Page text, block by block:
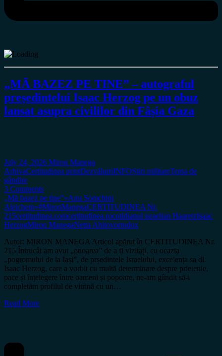
„MĂ BAZEZ PE TINE” – autograful
președintelui Isaac Herzog pe un obuz
lansat asupra civililor din Fâșia Gaza
July 24, 2026 Miron Manega
ArhivaCertitudinea printDezvăluiriINFOȘtiri militareTema de
gândire
3 Comments
„Mă bazez pe tine”«Anu Somchim
Aleichem»#MironManegaCERTITUDINEA Nr.
215certitudinea.comcertitudinea.rocotidianul israelian HaaretzIsaac
HerzogMiron ManegaNetta Ahitovortodox
Autor: MIRON MANEGA Articol apărut în CERTITUDINEA Nr.
215 Întrucât am avut „onoarea” de a fi vizitați, cu ocazia
„pogromului de la Iași”, de prședintele Israelului, excelența sa dl.
Isaac Herzog, care a vorbit cu multă determinare despre prietenie,
pace și înțelegere între oameni și popoare, ne-am gândit să-i
completăm profilul de vitrină cu un…
Read More